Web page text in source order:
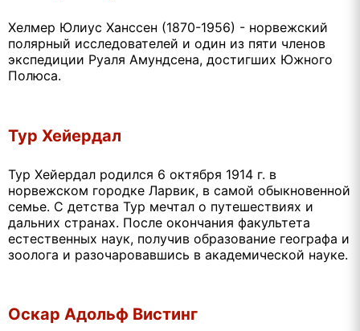
Хелмер Юлиус Ханссен (1870-1956) - норвежский
полярный исследователей и один из пяти членов
экспедиции Руаля Амундсена, достигших Южного
Полюса.
Тур Хейердал
Тур Хейердал родился 6 октября 1914 г. в
норвежском городке Ларвик, в самой обыкновенной
семье. С детства Тур мечтал о путешествиях и
дальних странах. После окончания факультета
естественных наук, получив образование географа и
зоолога и разочаровавшись в академической науке.
Оскар Адольф Вистинг